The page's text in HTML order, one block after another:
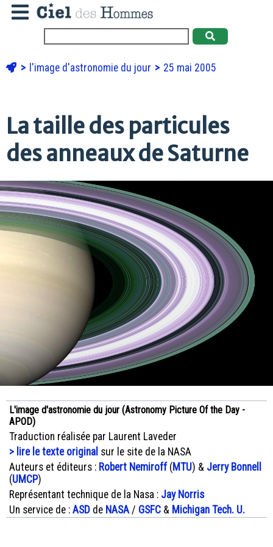
l'image d'astronomie du jour 25 mai 2005
La taille des particules
des anneaux de Saturne
L'image d'astronomie du jour (Astronomy Picture Of the Day -
APOD)
Traduction réalisée par Laurent Laveder
> lire le texte original sur le site de la NASA
Auteurs et éditeurs : Robert Nemiroff(MTU) & Jerry Bonnell
(UMCP)
Représentant technique de la Nasa : Jay Norris
Un service de : ASD de NASA / GSFC & Michigan Tech. U.